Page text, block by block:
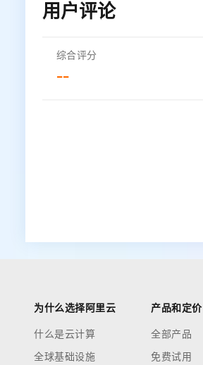
用户评论
综合评分
--
为什么选择阿里云
什么是云计算
全球基础设施
产品和定价
全部产品
免费试用